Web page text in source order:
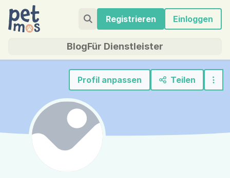
Registrieren Einloggen
BlogFür Dienstleister
Profil anpassen Teilen